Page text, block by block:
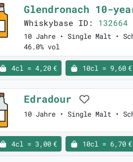
Glendronach 10-
Whiskybase ID: 132664
10 Jahre • Single Malt •
46.0% vol
4cl = 4,20 € 10cl = 9,60 €
Edradour
10 Jahre • Single Malt •
4cl = 3,00 € 10cl = 6,70 €